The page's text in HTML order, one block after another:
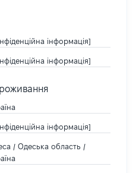
інформація]
інформація]
інформація]
/ Одеська область /